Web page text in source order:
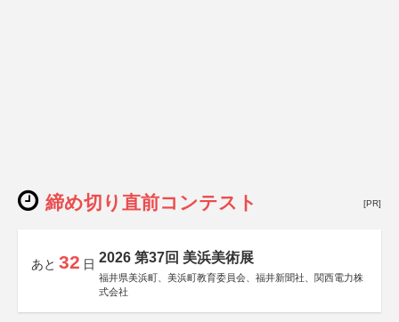
締め切り直前コンテスト [PR]
あと 32 日 2026 第37回 美浜美術展
福井県美浜町、美浜町教育委員会、福井新聞社、関西電力株
式会社